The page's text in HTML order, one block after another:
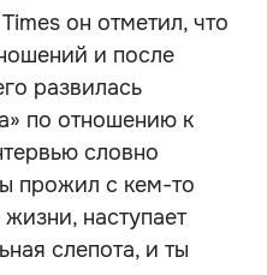
он отметил, что
и после
развилась
по отношению к
словно
прожил с кем-то
наступает
слепота, и ты